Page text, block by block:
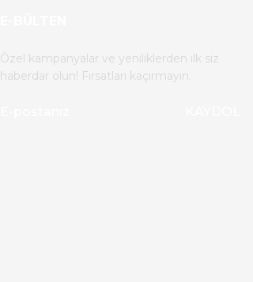
Özel kampanyalar ve yeniliklerden ilk siz
haberdar olun! Fırsatları kaçırmayın.